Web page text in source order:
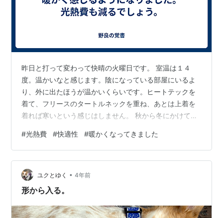
昨日と打って変わって快晴の火曜日です。 室温は１４
度。温かいなと感じます。陰になっている部屋にいるよ
り、外に出たほうが温かいくらいです。ヒートテックを
着て、フリースのタートルネックを重ね、あとは上着を
着れば寒いという感じはしません。 秋から冬にかけての
１４度は暖かいと感じています。不思議な気がします。
体が寒さに慣れているかどうかの差でしょうね。 今日
は、日中暖房を入れる必要はなさそうです。 １２月の電
気代と灯油代が、我が家史上初の２万円台を記録しまし
た。ガス・水道料を含めると３万近くになります。光熱
#光熱費 #快適性 #暖かくなってきました
ユクとゆく • 4年前
形から入る。